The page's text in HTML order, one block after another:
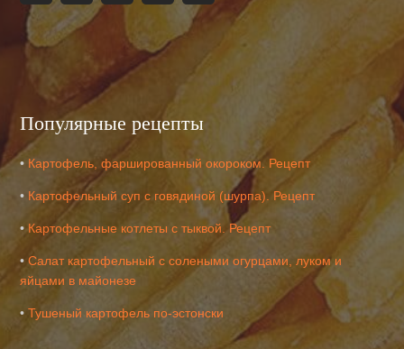
Популярные рецепты
• Картофель, фаршированный окороком. Рецепт
• Картофельный суп с говядиной (шурпа). Рецепт
• Картофельные котлеты с тыквой. Рецепт
•Салат картофельный с солеными огурцами, луком и
яйцами в майонезе
•Тушеный картофель по-эстонски